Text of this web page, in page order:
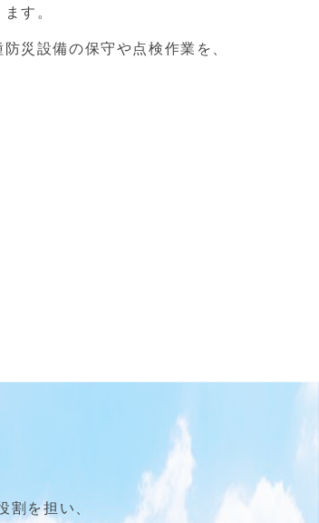
す。
災設備の保守や点検作業を、
割を担い、